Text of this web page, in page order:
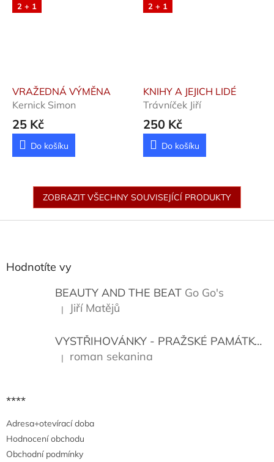
2 + 1
VRAŽEDNÁ VÝMĚNA
Kernick Simon
25 Kč
Do košíku
2 + 1
KNIHY A JEJICH LIDÉ
Trávníček Jiří
250 Kč
Do košíku
ZOBRAZIT VŠECHNY SOUVISEJÍCÍ PRODUKTY
Hodnotíte vy
BEAUTY AND THE BEAT Go Go's
Hodnocení produktu je 5 z 5 hvězdiček.
| Jiří Matějů
VYSTŘIHOVÁNKY - PRAŽSKÉ PAMÁTKY
Hodnocení produktu je 5 z 5 hvězdiček.
| roman sekanina
****
Adresa+otevírací doba
Hodnocení obchodu
Obchodní podmínky